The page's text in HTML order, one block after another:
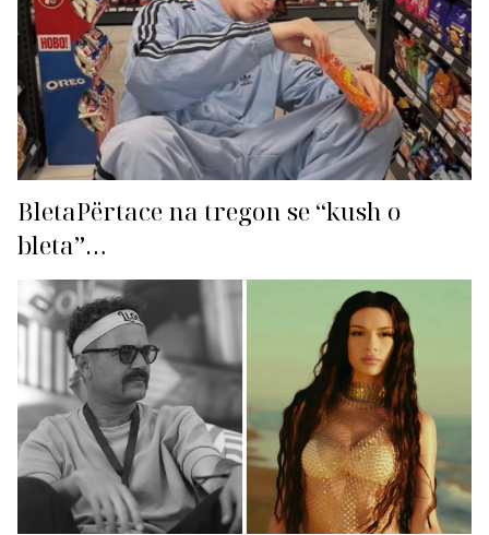
BletaPërtace na tregon se “kush o
bleta”…